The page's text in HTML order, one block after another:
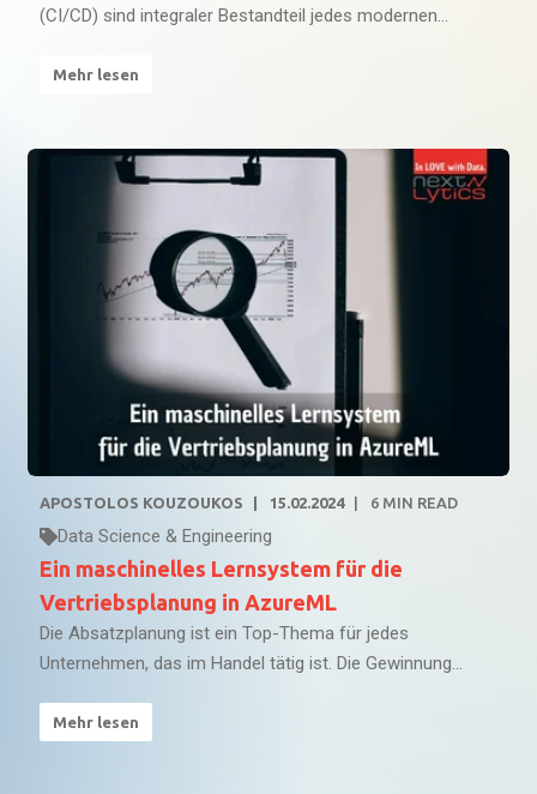
(CI/CD) sind integraler Bestandteil jedes modernen...
Mehr lesen
APOSTOLOS KOUZOUKOS 15.02.2024 6 MIN READ
Data Science & Engineering
Ein maschinelles Lernsystem für die
Vertriebsplanung in AzureML
Die Absatzplanung ist ein Top-Thema für jedes
Unternehmen, das im Handel tätig ist. Die Gewinnung...
Mehr lesen